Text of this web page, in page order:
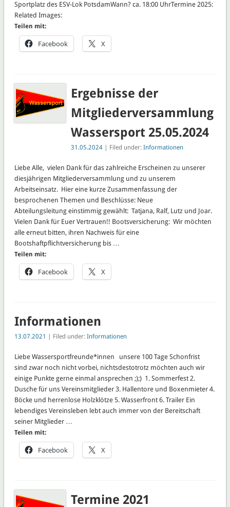
Sportplatz des ESV-Lok PotsdamWann? ca. 18:00 UhrTermine 2025:
Related Images:
Teilen mit:
Facebook X
Ergebnisse der
Mitgliederversammlung
Wassersport 25.05.2024
31.05.2024 | Filed under:Informationen
Liebe Alle, vielen Dank für das zahlreiche Erscheinen zu unserer
diesjährigen Mitgliederversammlung und zu unserem
Arbeitseinsatz. Hier eine kurze Zusammenfassung der
besprochenen Themen und Beschlüsse: Neue
Abteilungsleitung einstimmig gewählt: Tatjana, Ralf, Lutz und Joar.
Vielen Dank für Euer Vertrauen!! Bootsversicherung: Wir möchten
alle erneut bitten, ihren Nachweis für eine
Bootshaftpflichtversicherung bis …
Teilen mit:
Facebook X
Informationen
13.07.2021 | Filed under: Informationen
Liebe Wassersportfreunde*innen unsere 100 Tage Schonfrist
sind zwar noch nicht vorbei, nichtsdestotrotz möchten auch wir
einige Punkte gerne einmal ansprechen ;);) 1. Sommerfest 2.
Dusche für uns Vereinsmitglieder 3. Hallentore und Boxenmieter 4.
Böcke und herrenlose Holzklötze 5. Wasserfront 6. Trailer Ein
lebendiges Vereinsleben lebt auch immer von der Bereitschaft
seiner Mitglieder …
Teilen mit:
Facebook X
Termine 2021